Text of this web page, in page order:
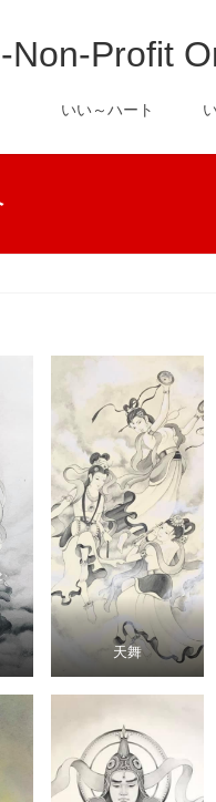
Profit
いい～ハート
天舞